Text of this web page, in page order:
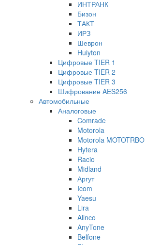
ИНТРАНК
Бизон
ТАКТ
ИРЗ
Шеврон
Huiyton
Цифровые TIER 1
Цифровые TIER 2
Цифровые TIER 3
Шифрование AES256
Автомобильные
Аналоговые
Comrade
Motorola
Motorola MOTOTRBO
Hytera
Racio
Midland
Аргут
Icom
Yaesu
Lira
Alinco
AnyTone
Belfone